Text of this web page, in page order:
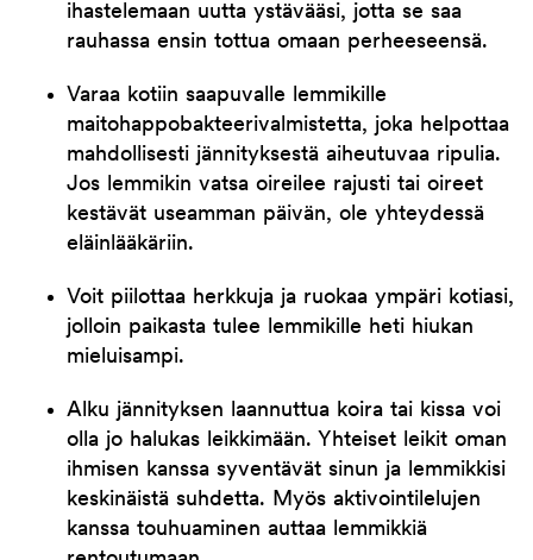
ihastelemaan uutta ystävääsi, jotta se saa
rauhassa ensin tottua omaan perheeseensä.
Varaa kotiin saapuvalle lemmikille
maitohappobakteerivalmistetta, joka helpottaa
mahdollisesti jännityksestä aiheutuvaa ripulia.
Jos lemmikin vatsa oireilee rajusti tai oireet
kestävät useamman päivän, ole yhteydessä
eläinlääkäriin.
Voit piilottaa herkkuja ja ruokaa ympäri kotiasi,
jolloin paikasta tulee lemmikille heti hiukan
mieluisampi.
Alku jännityksen laannuttua koira tai kissa voi
olla jo halukas leikkimään. Yhteiset leikit oman
ihmisen kanssa syventävät sinun ja lemmikkisi
keskinäistä suhdetta. Myös aktivointilelujen
kanssa touhuaminen auttaa lemmikkiä